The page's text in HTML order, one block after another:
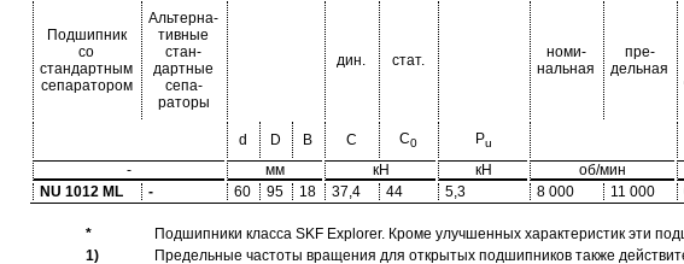
Подшипник
со
стандартным
сепаратором
Альтерна-
тивные
стан-
дартные
сепа-
раторы
дин. стат.
номи-
нальная
пре-
дельная
d D B C C0 Pu
-
мм кН кН об/мин
NU 1012 ML
- 60 95 18 37,4 44 5,3 8 000 11 000
*
Подшипники класса SKF Explorer. Кроме улучшенных характеристик эти
1)
Предельные частоты вращения для открытых подшипников также